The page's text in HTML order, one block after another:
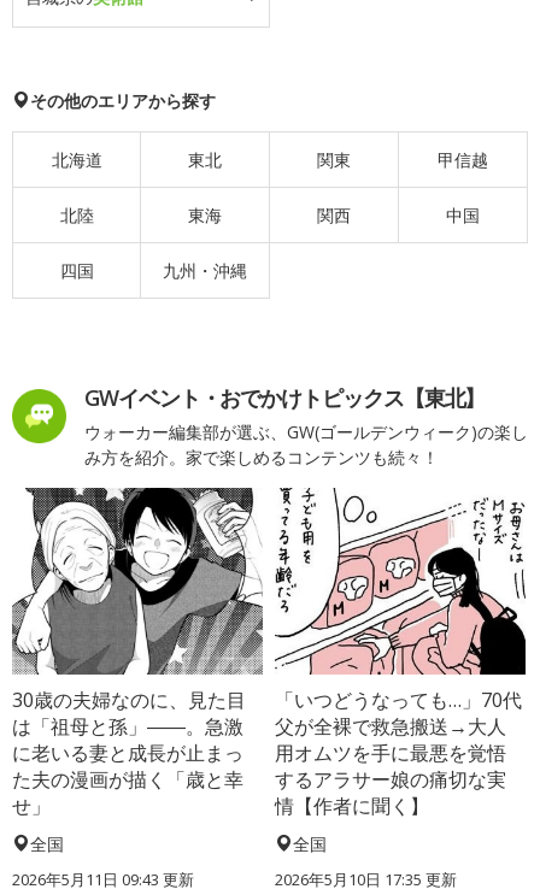
その他のエリアから探す
北海道 東北 関東 甲信越
北陸 東海 関西 中国
四国 九州・沖縄
GWイベント・おでかけトピックス【東北】
ウォーカー編集部が選ぶ、GW(ゴールデンウィーク)の楽し
み方を紹介。家で楽しめるコンテンツも続々！
30歳の夫婦なのに、見た目
は「祖母と孫」――。急激
に老いる妻と成長が止まっ
た夫の漫画が描く「歳と幸
せ」
全国
2026年5月11日 09:43 更新
「いつどうなっても…」70代
父が全裸で救急搬送→大人
用オムツを手に最悪を覚悟
するアラサー娘の痛切な実
情【作者に聞く】
全国
2026年5月10日 17:35 更新